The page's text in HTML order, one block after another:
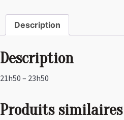
Description
Description
21h50 – 23h50
Produits similaires